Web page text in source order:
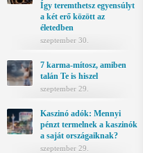
Így teremthetsz egyensúlyt
a két erő között az
életedben
szeptember 30.
7 karma-mítosz, amiben
talán Te is hiszel
szeptember 29.
Kaszinó adók: Mennyi
pénzt termelnek a kaszinók
a saját országaiknak?
szeptember 29.